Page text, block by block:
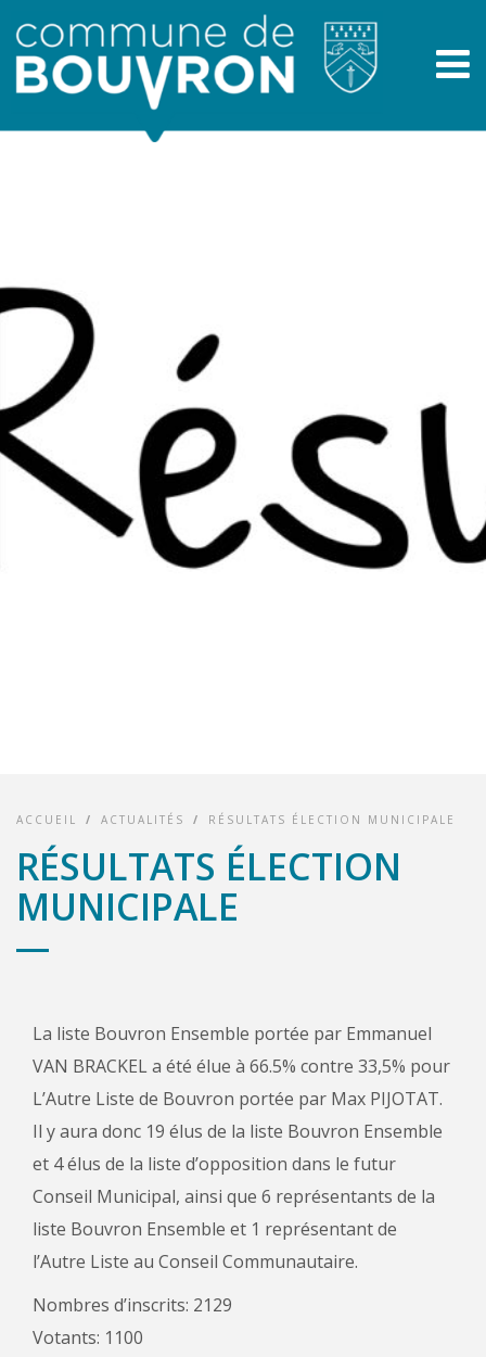
ACCUEIL / ACTUALITÉS / RÉSULTATS ÉLECTION MUNICIPALE
RÉSULTATS ÉLECTION
MUNICIPALE
La liste Bouvron Ensemble portée par Emmanuel
VAN BRACKEL a été élue à 66.5% contre 33,5% pour
L’Autre Liste de Bouvron portée par Max PIJOTAT.
Il y aura donc 19 élus de la liste Bouvron Ensemble
et 4 élus de la liste d’opposition dans le futur
Conseil Municipal, ainsi que 6 représentants de la
liste Bouvron Ensemble et 1 représentant de
l’Autre Liste au Conseil Communautaire.
Nombres d’inscrits: 2129
Votants: 1100